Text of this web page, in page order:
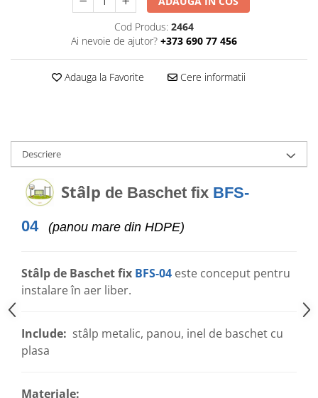
Cod Produs: 2464
Ai nevoie de ajutor? +373 690 77 456
Adauga la Favorite Cere informatii
Descriere
Stâlp de Baschet fix BFS-
04
(panou mare din HDPE)
Stâlp de Baschet fix BFS-04 este conceput pentru
instalare în aer liber.
Include: stâlp metalic, panou, inel de baschet cu
plasa
Materiale: